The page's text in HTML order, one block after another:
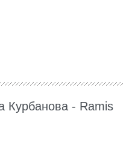
Курбанова - Ramis